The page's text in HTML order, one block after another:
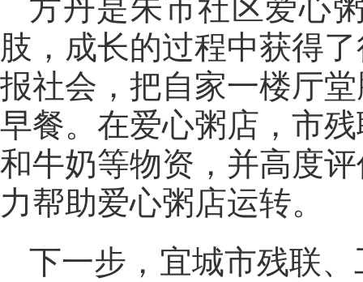
方丹是朱市社区爱心
肢，成长的过程中获得
报社会，把自家一楼厅
早餐。在爱心粥店，市
和牛奶等物资，并高度
力帮助爱心粥店运转。
下一步，宜城市残联